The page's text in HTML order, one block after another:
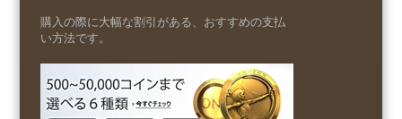
購入の際に大幅な割引がある、おすすめの支払
い方法です。